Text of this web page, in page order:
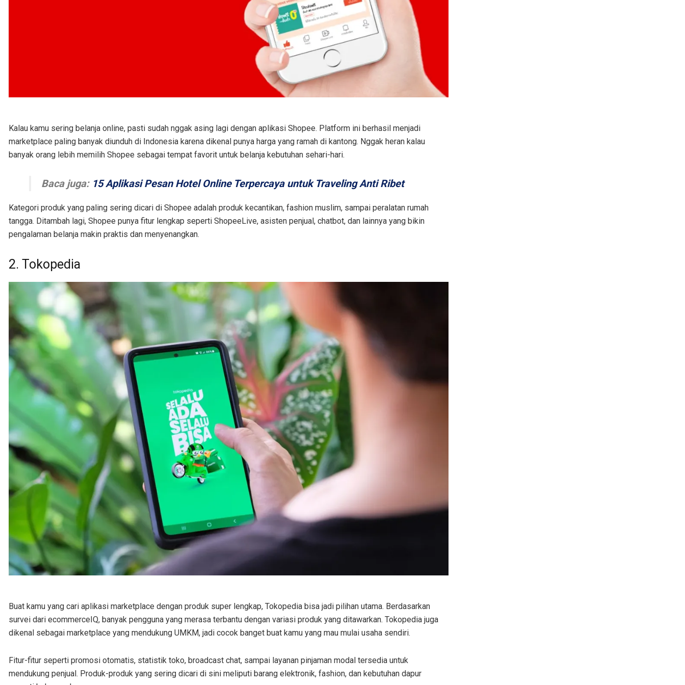
Kalau kamu sering belanja online, pasti sudah nggak asing lagi dengan aplikasi Shopee. Platform ini berhasil menjadi
marketplace paling banyak diunduh di Indonesia karena dikenal punya harga yang ramah di kantong. Nggak heran kalau
banyak orang lebih memilih Shopee sebagai tempat favorit untuk belanja kebutuhan sehari-hari.
Baca juga: 15 Aplikasi Pesan Hotel Online Terpercaya untuk Traveling Anti Ribet
Kategori produk yang paling sering dicari di Shopee adalah produk kecantikan, fashion muslim, sampai peralatan rumah
tangga. Ditambah lagi, Shopee punya fitur lengkap seperti ShopeeLive, asisten penjual, chatbot, dan lainnya yang bikin
pengalaman belanja makin praktis dan menyenangkan.
2. Tokopedia
Buat kamu yang cari aplikasi marketplace dengan produk super lengkap, Tokopedia bisa jadi pilihan utama. Berdasarkan
survei dari ecommerceIQ, banyak pengguna yang merasa terbantu dengan variasi produk yang ditawarkan. Tokopedia juga
dikenal sebagai marketplace yang mendukung UMKM, jadi cocok banget buat kamu yang mau mulai usaha sendiri.
Fitur-fitur seperti promosi otomatis, statistik toko, broadcast chat, sampai layanan pinjaman modal tersedia untuk
mendukung penjual. Produk-produk yang sering dicari di sini meliputi barang elektronik, fashion, dan kebutuhan dapur